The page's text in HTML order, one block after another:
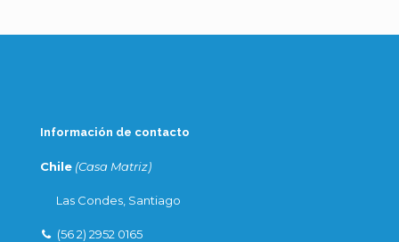
Información de contacto
Chile (Casa Matriz)
Las Condes, Santiago
(56 2) 2952 0165